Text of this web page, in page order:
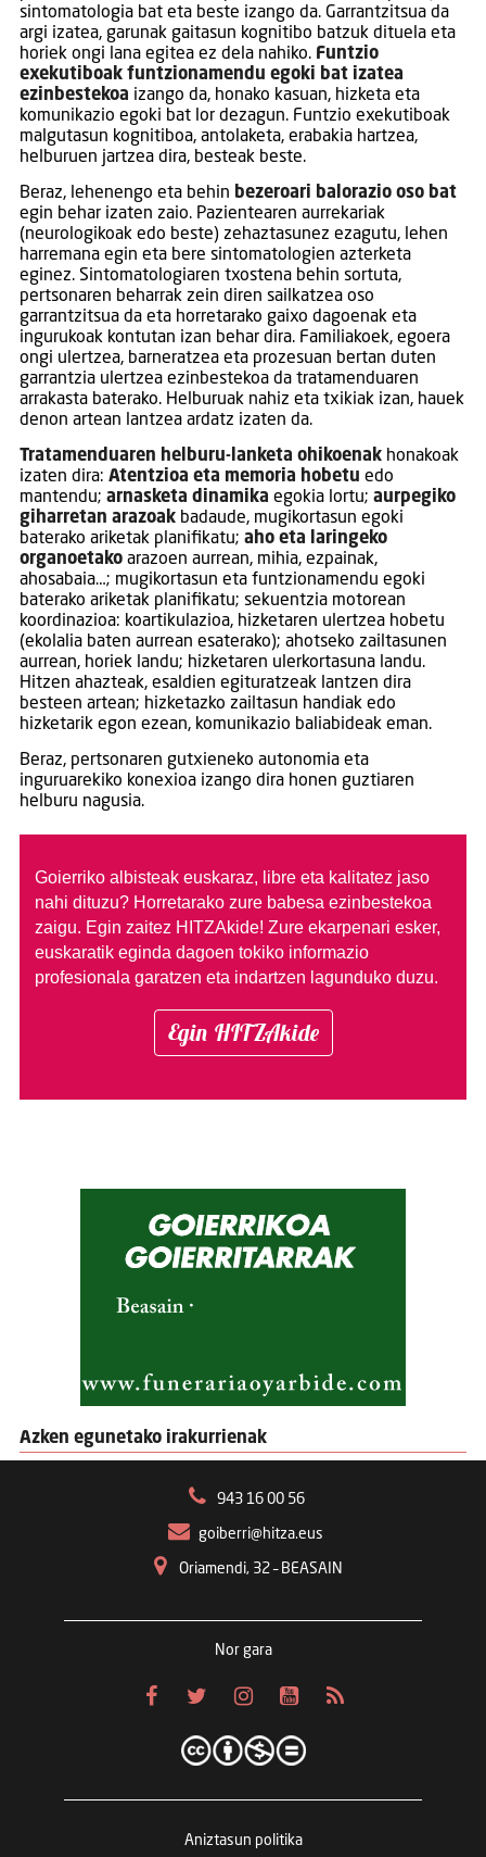
sintomatologia bat eta beste izango da. Garrantzitsua da
argi izatea, garunak gaitasun kognitibo batzuk dituela eta
horiek ongi lana egitea ez dela nahiko. Funtzio
exekutiboak funtzionamendu egoki bat izatea
ezinbestekoa izango da, honako kasuan, hizketa eta
komunikazio egoki bat lor dezagun. Funtzio exekutiboak
malgutasun kognitiboa, antolaketa, erabakia hartzea,
helburuen jartzea dira, besteak beste.
Beraz, lehenengo eta behin bezeroari balorazio oso bat
egin behar izaten zaio. Pazientearen aurrekariak
(neurologikoak edo beste) zehaztasunez ezagutu, lehen
harremana egin eta bere sintomatologien azterketa
eginez. Sintomatologiaren txostena behin sortuta,
pertsonaren beharrak zein diren sailkatzea oso
garrantzitsua da eta horretarako gaixo dagoenak eta
ingurukoak kontutan izan behar dira. Familiakoek, egoera
ongi ulertzea, barneratzea eta prozesuan bertan duten
garrantzia ulertzea ezinbestekoa da tratamenduaren
arrakasta baterako. Helburuak nahiz eta txikiak izan, hauek
denon artean lantzea ardatz izaten da.
Tratamenduaren helburu-lanketa ohikoenakhonakoak
izaten dira: Atentzioa eta memoria hobetu edo
mantendu; arnasketa dinamika egokia lortu; aurpegiko
giharretan arazoakbadaude, mugikortasun egoki
baterako ariketak planifikatu; aho eta laringeko
organoetakoarazoen aurrean, mihia, ezpainak,
ahosabaia…; mugikortasun eta funtzionamendu egoki
baterako ariketak planifikatu; sekuentzia motorean
koordinazioa: koartikulazioa, hizketaren ulertzea hobetu
(ekolalia baten aurrean esaterako); ahotseko zailtasunen
aurrean, horiek landu; hizketaren ulerkortasuna landu.
Hitzen ahazteak, esaldien egituratzeak lantzen dira
besteen artean; hizketazko zailtasun handiak edo
hizketarik egon ezean, komunikazio baliabideak eman.
Beraz, pertsonaren gutxieneko autonomia eta
inguruarekiko konexioa izango dira honen guztiaren
helburu nagusia.
Goierriko albisteak euskaraz, libre eta kalitatez jaso
nahi dituzu? Horretarako zure babesa ezinbestekoa
zaigu. Egin zaitez HITZAkide! Zure ekarpenari esker,
euskaratik eginda dagoen tokiko informazio
profesionala garatzen eta indartzen lagunduko duzu.
Egin HITZAkide
Azken egunetako irakurrienak
943 16 00 56
goiberri@hitza.eus
Oriamendi, 32 – BEASAIN
Nor gara
Aniztasun politika